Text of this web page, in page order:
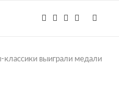
классики выиграли медали